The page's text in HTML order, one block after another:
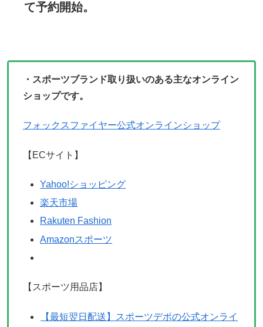
て予約開始。
・スポーツブランド取り扱いのある主なオンライン
ショップです。
フォックスファイヤー公式オンラインショップ
【ECサイト】
Yahoo!ショッピング
楽天市場
Rakuten Fashion
Amazonスポーツ
【スポーツ用品店】
【最短翌日配送】スポーツデポの公式オンライ